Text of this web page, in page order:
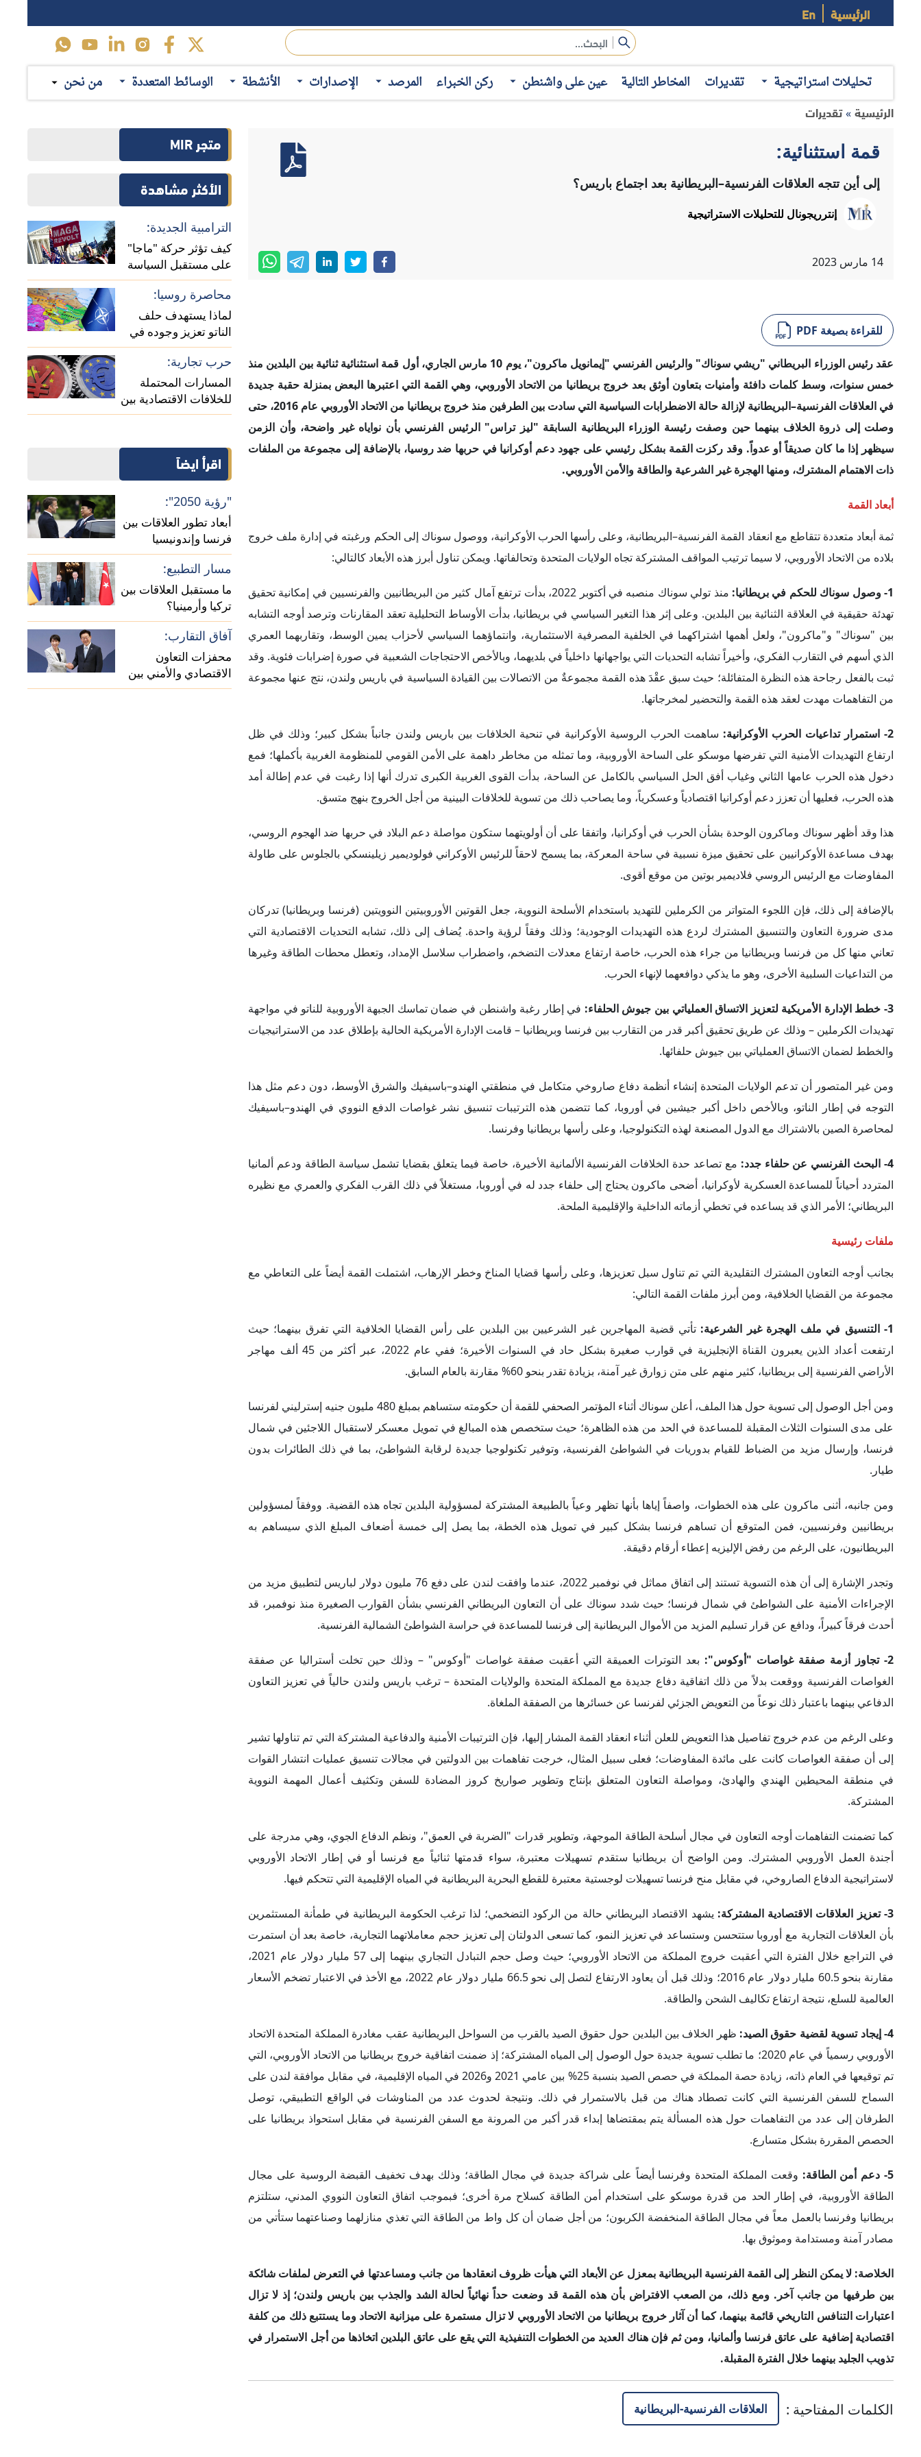
الرئيسية En
تحليلات استراتيجية تقديرات المخاطر التالية عين على واشنطن ركن الخبراء المرصد الإصدارات الأنشطة الوسائط المتعددة من نحن
الرئيسية » تقديرات
قمة استثنائية:
إلى أين تتجه العلاقات الفرنسية–البريطانية بعد اجتماع باريس؟
إنترريجونال للتحليلات الاستراتيجية
14 مارس 2023
للقراءة بصيغة PDF
عقد رئيس الوزراء البريطاني "ريشي سوناك" والرئيس الفرنسي "إيمانويل ماكرون"، يوم 10 مارس الجاري، أول قمة استثنائية ثنائية بين البلدين منذ
خمس سنوات، وسط كلمات دافئة وأمنيات بتعاون أوثق بعد خروج بريطانيا من الاتحاد الأوروبي، وهي القمة التي اعتبرها البعض بمنزلة حقبة جديدة
في العلاقات الفرنسية–البريطانية لإزالة حالة الاضطرابات السياسية التي سادت بين الطرفين منذ خروج بريطانيا من الاتحاد الأوروبي عام 2016، حتى
وصلت إلى ذروة الخلاف بينهما حين وصفت رئيسة الوزراء البريطانية السابقة "ليز تراس" الرئيس الفرنسي بأن نواياه غير واضحة، وأن الزمن
سيظهر إذا ما كان صديقاً أو عدواً. وقد ركزت القمة بشكل رئيسي على جهود دعم أوكرانيا في حربها ضد روسيا، بالإضافة إلى مجموعة من الملفات
ذات الاهتمام المشترك، ومنها الهجرة غير الشرعية والطاقة والأمن الأوروبي.
أبعاد القمة
ثمة أبعاد متعددة تتقاطع مع انعقاد القمة الفرنسية–البريطانية، وعلى رأسها الحرب الأوكرانية، ووصول سوناك إلى الحكم ورغبته في إدارة ملف خروج
بلاده من الاتحاد الأوروبي، لا سيما ترتيب المواقف المشتركة تجاه الولايات المتحدة وتحالفاتها. ويمكن تناول أبرز هذه الأبعاد كالتالي:
1- وصول سوناك للحكم في بريطانيا:
منذ تولي سوناك منصبه في أكتوبر 2022، بدأت ترتفع آمال كثير من البريطانيين والفرنسيين في إمكانية تحقيق
تهدئة حقيقية في العلاقة الثنائية بين البلدين. وعلى إثر هذا التغير السياسي في بريطانيا، بدأت الأوساط التحليلية تعقد المقارنات وترصد أوجه التشابه
بين "سوناك" و"ماكرون"، ولعل أهمها اشتراكهما في الخلفية المصرفية الاستثمارية، وانتماؤهما السياسي لأحزاب يمين الوسط، وتقاربهما العمري
الذي أسهم في التقارب الفكري، وأخيراً تشابه التحديات التي يواجهانها داخلياً في بلديهما، وبالأخص الاحتجاجات الشعبية في صورة إضرابات فئوية. وقد
ثبت بالفعل رجاحة هذه النظرة المتفائلة؛ حيث سبق عقْدَ هذه القمة مجموعةٌ من الاتصالات بين القيادة السياسية في باريس ولندن، نتج عنها مجموعة
من التفاهمات مهدت لعقد هذه القمة والتحضير لمخرجاتها.
2- استمرار تداعيات الحرب الأوكرانية:
ساهمت الحرب الروسية الأوكرانية في تنحية الخلافات بين باريس ولندن جانباً بشكل كبير؛ وذلك في ظل
ارتفاع التهديدات الأمنية التي تفرضها موسكو على الساحة الأوروبية، وما تمثله من مخاطر داهمة على الأمن القومي للمنظومة الغربية بأكملها؛ فمع
دخول هذه الحرب عامها الثاني وغياب أفق الحل السياسي بالكامل عن الساحة، بدأت القوى الغربية الكبرى تدرك أنها إذا رغبت في عدم إطالة أمد
هذه الحرب، فعليها أن تعزز دعم أوكرانيا اقتصادياً وعسكرياً، وما يصاحب ذلك من تسوية للخلافات البينية من أجل الخروج بنهج متسق.
هذا وقد أظهر سوناك وماكرون الوحدة بشأن الحرب في أوكرانيا، واتفقا على أن أولويتهما ستكون مواصلة دعم البلاد في حربها ضد الهجوم الروسي،
بهدف مساعدة الأوكرانيين على تحقيق ميزة نسبية في ساحة المعركة، بما يسمح لاحقاً للرئيس الأوكراني فولوديمير زيلينسكي بالجلوس على طاولة
المفاوضات مع الرئيس الروسي فلاديمير بوتين من موقع أقوى.
بالإضافة إلى ذلك، فإن اللجوء المتواتر من الكرملين للتهديد باستخدام الأسلحة النووية، جعل القوتين الأوروبيتين النوويتين (فرنسا وبريطانيا) تدركان
مدى ضرورة التعاون والتنسيق المشترك لردع هذه التهديدات الوجودية؛ وذلك وفقاً لرؤية واحدة. يُضاف إلى ذلك، تشابه التحديات الاقتصادية التي
تعاني منها كل من فرنسا وبريطانيا من جراء هذه الحرب، خاصة ارتفاع معدلات التضخم، واضطراب سلاسل الإمداد، وتعطل محطات الطاقة وغيرها
من التداعيات السلبية الأخرى، وهو ما يذكي دوافعهما لإنهاء الحرب.
3- خطط الإدارة الأمريكية لتعزيز الاتساق العملياتي بين جيوش الحلفاء:
في إطار رغبة واشنطن في ضمان تماسك الجبهة الأوروبية للناتو في مواجهة
تهديدات الكرملين – وذلك عن طريق تحقيق أكبر قدر من التقارب بين فرنسا وبريطانيا – قامت الإدارة الأمريكية الحالية بإطلاق عدد من الاستراتيجيات
والخطط لضمان الاتساق العملياتي بين جيوش حلفائها.
ومن غير المتصور أن تدعم الولايات المتحدة إنشاء أنظمة دفاع صاروخي متكامل في منطقتي الهندو–باسيفيك والشرق الأوسط، دون دعم مثل هذا
التوجه في إطار الناتو، وبالأخص داخل أكبر جيشين في أوروبا، كما تتضمن هذه الترتيبات تنسيق نشر غواصات الدفع النووي في الهندو–باسيفيك
لمحاصرة الصين بالاشتراك مع الدول المصنعة لهذه التكنولوجيا، وعلى رأسها بريطانيا وفرنسا.
4- البحث الفرنسي عن حلفاء جدد:
مع تصاعد حدة الخلافات الفرنسية الألمانية الأخيرة، خاصة فيما يتعلق بقضايا تشمل سياسة الطاقة ودعم ألمانيا
المتردد أحياناً للمساعدة العسكرية لأوكرانيا، أضحى ماكرون يحتاج إلى حلفاء جدد له في أوروبا، مستغلاً في ذلك القرب الفكري والعمري مع نظيره
البريطاني؛ الأمر الذي قد يساعده في تخطي أزماته الداخلية والإقليمية الملحة.
ملفات رئيسية
بجانب أوجه التعاون المشترك التقليدية التي تم تناول سبل تعزيزها، وعلى رأسها قضايا المناخ وخطر الإرهاب، اشتملت القمة أيضاً على التعاطي مع
مجموعة من القضايا الخلافية، ومن أبرز ملفات القمة التالي:
1- التنسيق في ملف الهجرة غير الشرعية:
تأتي قضية المهاجرين غير الشرعيين بين البلدين على رأس القضايا الخلافية التي تفرق بينهما؛ حيث
ارتفعت أعداد الذين يعبرون القناة الإنجليزية في قوارب صغيرة بشكل حاد في السنوات الأخيرة؛ ففي عام 2022، عبر أكثر من 45 ألف مهاجر
الأراضي الفرنسية إلى بريطانيا، كثير منهم على متن زوارق غير آمنة، بزيادة تقدر بنحو 60% مقارنة بالعام السابق.
ومن أجل الوصول إلى تسوية حول هذا الملف، أعلن سوناك أثناء المؤتمر الصحفي للقمة أن حكومته ستساهم بمبلغ 480 مليون جنيه إسترليني لفرنسا
على مدى السنوات الثلاث المقبلة للمساعدة في الحد من هذه الظاهرة؛ حيث ستخصص هذه المبالغ في تمويل معسكر لاستقبال اللاجئين في شمال
فرنسا، وإرسال مزيد من الضباط للقيام بدوريات في الشواطئ الفرنسية، وتوفير تكنولوجيا جديدة لرقابة الشواطئ، بما في ذلك الطائرات بدون
طيار.
ومن جانبه، أثنى ماكرون على هذه الخطوات، واصفاً إياها بأنها تظهر وعياً بالطبيعة المشتركة لمسؤولية البلدين تجاه هذه القضية. ووفقاً لمسؤولين
بريطانيين وفرنسيين، فمن المتوقع أن تساهم فرنسا بشكل كبير في تمويل هذه الخطة، بما يصل إلى خمسة أضعاف المبلغ الذي سيساهم به
البريطانيون، على الرغم من رفض الإليزيه إعطاء أرقام دقيقة.
وتجدر الإشارة إلى أن هذه التسوية تستند إلى اتفاق مماثل في نوفمبر 2022، عندما وافقت لندن على دفع 76 مليون دولار لباريس لتطبيق مزيد من
الإجراءات الأمنية على الشواطئ في شمال فرنسا؛ حيث شدد سوناك على أن التعاون البريطاني الفرنسي بشأن القوارب الصغيرة منذ نوفمبر، قد
أحدث فرقاً كبيراً، ودافع عن قرار تسليم المزيد من الأموال البريطانية إلى فرنسا للمساعدة في حراسة الشواطئ الشمالية الفرنسية.
2- تجاوز أزمة صفقة غواصات "أوكوس":
بعد التوترات العميقة التي أعقبت صفقة غواصات "أوكوس" – وذلك حين تخلت أستراليا عن صفقة
الغواصات الفرنسية ووقعت بدلاً من ذلك اتفاقية دفاع جديدة مع المملكة المتحدة والولايات المتحدة – ترغب باريس ولندن حالياً في تعزيز التعاون
الدفاعي بينهما باعتبار ذلك نوعاً من التعويض الجزئي لفرنسا عن خسائرها من الصفقة الملغاة.
وعلى الرغم من عدم خروج تفاصيل هذا التعويض للعلن أثناء انعقاد القمة المشار إليها، فإن الترتيبات الأمنية والدفاعية المشتركة التي تم تناولها تشير
إلى أن صفقة الغواصات كانت على مائدة المفاوضات؛ فعلى سبيل المثال، خرجت تفاهمات بين الدولتين في مجالات تنسيق عمليات انتشار القوات
في منطقة المحيطين الهندي والهادئ، ومواصلة التعاون المتعلق بإنتاج وتطوير صواريخ كروز المضادة للسفن وتكثيف أعمال المهمة النووية
المشتركة.
كما تضمنت التفاهمات أوجه التعاون في مجال أسلحة الطاقة الموجهة، وتطوير قدرات "الضربة في العمق"، ونظم الدفاع الجوي، وهي مدرجة على
أجندة العمل الأوروبي المشترك. ومن الواضح أن بريطانيا ستقدم تسهيلات معتبرة، سواء قدمتها ثنائياً مع فرنسا أو في إطار الاتحاد الأوروبي
لاستراتيجية الدفاع الصاروخي، في مقابل منح فرنسا تسهيلات لوجستية معتبرة للقطع البحرية البريطانية في المياه الإقليمية التي تتحكم فيها.
3- تعزيز العلاقات الاقتصادية المشتركة:
يشهد الاقتصاد البريطاني حالة من الركود التضخمي؛ لذا ترغب الحكومة البريطانية في طمأنة المستثمرين
بأن العلاقات التجارية مع أوروبا ستتحسن وستساعد في تعزيز النمو، كما تسعى الدولتان إلى تعزيز حجم معاملاتهما التجارية، خاصة بعد أن استمرت
في التراجع خلال الفترة التي أعقبت خروج المملكة من الاتحاد الأوروبي؛ حيث وصل حجم التبادل التجاري بينهما إلى 57 مليار دولار عام 2021،
مقارنة بنحو 60.5 مليار دولار عام 2016؛ وذلك قبل أن يعاود الارتفاع لتصل إلى نحو 66.5 مليار دولار عام 2022، مع الأخذ في الاعتبار تضخم الأسعار
العالمية للسلع، نتيجة ارتفاع تكاليف الشحن والطاقة.
4- إيجاد تسوية لقضية حقوق الصيد:
ظهر الخلاف بين البلدين حول حقوق الصيد بالقرب من السواحل البريطانية عقب مغادرة المملكة المتحدة الاتحاد
الأوروبي رسمياً في عام 2020؛ ما تطلب تسوية جديدة حول الوصول إلى المياه المشتركة؛ إذ ضمنت اتفاقية خروج بريطانيا من الاتحاد الأوروبي، التي
تم توقيعها في العام ذاته، زيادة حصة المملكة في حصص الصيد بنسبة 25% بين عامي 2021 و2026 في المياه الإقليمية، في مقابل موافقة لندن على
السماح للسفن الفرنسية التي كانت تصطاد هناك من قبل بالاستمرار في ذلك. ونتيجة لحدوث عدد من المناوشات في الواقع التطبيقي، توصل
الطرفان إلى عدد من التفاهمات حول هذه المسألة يتم بمقتضاها إبداء قدر أكبر من المرونة مع السفن الفرنسية في مقابل استحواذ بريطانيا على
الحصص المقررة بشكل متسارع.
5- دعم أمن الطاقة:
وقعت المملكة المتحدة وفرنسا أيضاً على شراكة جديدة في مجال الطاقة؛ وذلك بهدف تخفيف القبضة الروسية على مجال
الطاقة الأوروبية، في إطار الحد من قدرة موسكو على استخدام أمن الطاقة كسلاح مرة أخرى؛ فبموجب اتفاق التعاون النووي المدني، ستلتزم
بريطانيا وفرنسا بالعمل معاً في مجال الطاقة المنخفضة الكربون؛ من أجل ضمان أن كل واط من الطاقة التي تغذي منازلهما وصناعتهما ستأتي من
مصادر آمنة ومستدامة وموثوق بها.
الخلاصة: لا يمكن النظر إلى القمة الفرنسية البريطانية بمعزل عن الأبعاد التي هيأت ظروف انعقادها من جانب ومساعدتها في التعرض لملفات شائكة
بين طرفيها من جانب آخر. ومع ذلك، من الصعب الافتراض بأن هذه القمة قد وضعت حداً نهائياً لحالة الشد والجذب بين باريس ولندن؛ إذ لا تزال
اعتبارات التنافس التاريخي قائمة بينهما، كما أن آثار خروج بريطانيا من الاتحاد الأوروبي لا تزال مستمرة على ميزانية الاتحاد وما يستتبع ذلك من كلفة
اقتصادية إضافية على عاتق فرنسا وألمانيا، ومن ثم فإن هناك العديد من الخطوات التنفيذية التي يقع على عاتق البلدين اتخاذها من أجل الاستمرار في
تذويب الجليد بينهما خلال الفترة المقبلة.
الكلمات المفتاحية : العلاقات الفرنسية-البريطانية
متجر MIR
الأكثر مشاهدة
الترامبية الجديدة:
كيف تؤثر حركة "ماجا"
على مستقبل السياسة
الأمريكية في أفريقيا؟
محاصرة روسيا:
لماذا يستهدف حلف
الناتو تعزيز وجوده في
منطقة القوقاز؟
حرب تجارية:
المسارات المحتملة
للخلافات الاقتصادية بين
الصين وأوروبا
اقرأ ايضاً
"رؤية 2050":
أبعاد تطور العلاقات بين
فرنسا وإندونيسيا
مسار التطبيع:
ما مستقبل العلاقات بين
تركيا وأرمينيا؟
آفاق التقارب:
محفزات التعاون
الاقتصادي والأمني بين
اليابان وكوريا الجنوبية